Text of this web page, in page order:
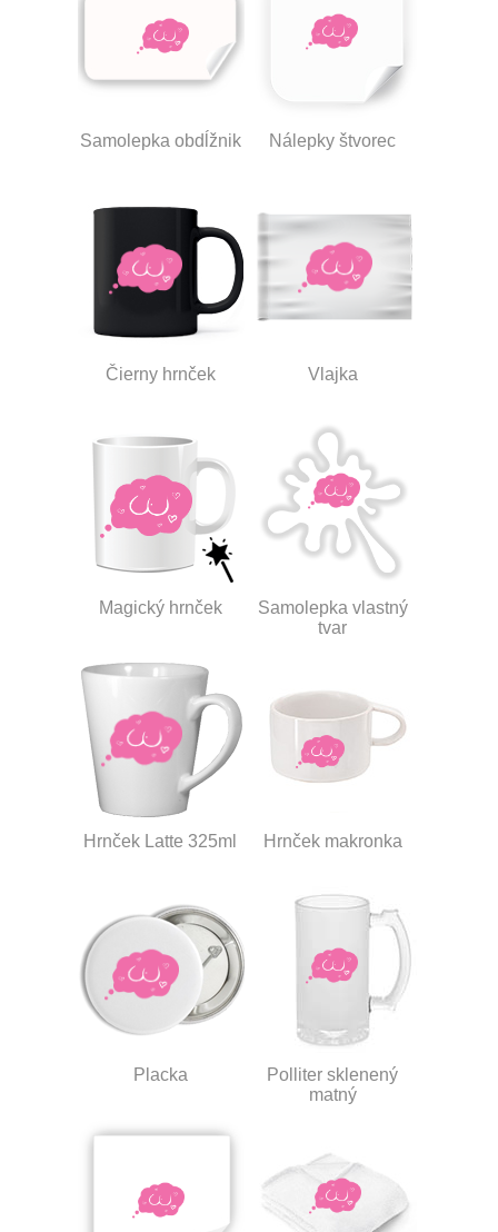
Samolepka obdĺžnik Nálepky štvorec
Čierny hrnček Vlajka
Magický hrnček
Samolepka vlastný
tvar
Hrnček Latte 325ml Hrnček makronka
Placka
Polliter sklenený
matný